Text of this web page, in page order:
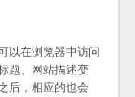
以在浏览器中访问
题、网站描述变
后，相应的也会